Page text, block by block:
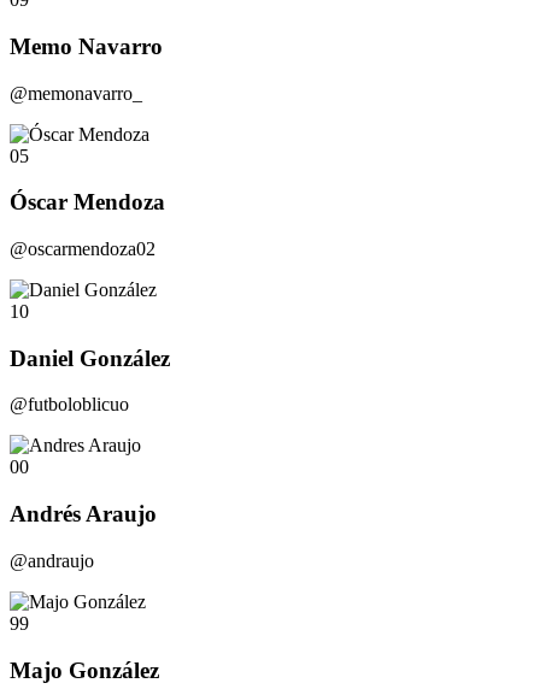
Memo Navarro
@memonavarro_
05
Óscar Mendoza
@oscarmendoza02
10
Daniel González
@futboloblicuo
00
Andrés Araujo
@andraujo
99
Majo González